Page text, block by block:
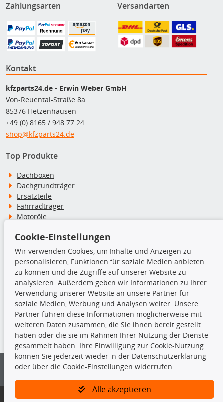
Zahlungsarten Versandarten
Kontakt
kfzparts24.de - Erwin Weber GmbH
Von-Reuental-Straße 8a
85376 Hetzenhausen
+49 (0) 8165 / 948 77 24
shop@kfzparts24.de
Top Produkte
Dachboxen
Dachgrundträger
Ersatzteile
Fahrradträger
Motoröle
Schneeketten
TecDoc Inside
Die hier angezeigten Daten insbesondere die gesamte Datenbank dürfen
nicht kopiert werden.
Es ist zu unterlassen, die Daten oder die gesamte Datenbank ohne
vorherige Zustimmung von TecDoc zu vervielfältigen, zu verbreiten
und/oder diese Handlungen durch Dritte ausführen zu lassen. Ein
Bitte prüfen Sie, ob das über unseren Onlineshop identifizierte Ersatzteil
Cookie-Einstellungen
Wir verwenden Cookies, um Inhalte und Anzeigen zu
personalisieren, Funktionen für soziale Medien anbieten
zu können und die Zugriffe auf unserer Website zu
analysieren. Außerdem geben wir Informationen zu Ihrer
Verwendung unserer Website an unsere Partner für
soziale Medien, Werbung und Analysen weiter. Unsere
Partner führen diese Informationen möglicherweise mit
weiteren Daten zusammen, die Sie ihnen bereit gestellt
haben oder die sie im Rahmen Ihrer Nutzung der Dienste
gesammelt haben. Ihre Einwilligung zur Cookie-Nutzung
können Sie jederzeit wieder in der Datenschutzerklärung
oder über die Cookie-Einstellungen widerrufen.
Alle akzeptieren